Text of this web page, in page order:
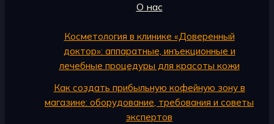
О нас
Косметология в клинике «Доверенный
доктор»: аппаратные, инъекционные и
лечебные процедуры для красоты кожи
Как создать прибыльную кофейную зону в
магазине: оборудование, требования и советы
экспертов